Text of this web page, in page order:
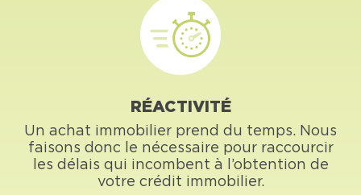
RÉACTIVITÉ
Un achat immobilier prend du temps. Nous
faisons donc le nécessaire pour raccourcir
les délais qui incombent à l’obtention de
votre crédit immobilier.